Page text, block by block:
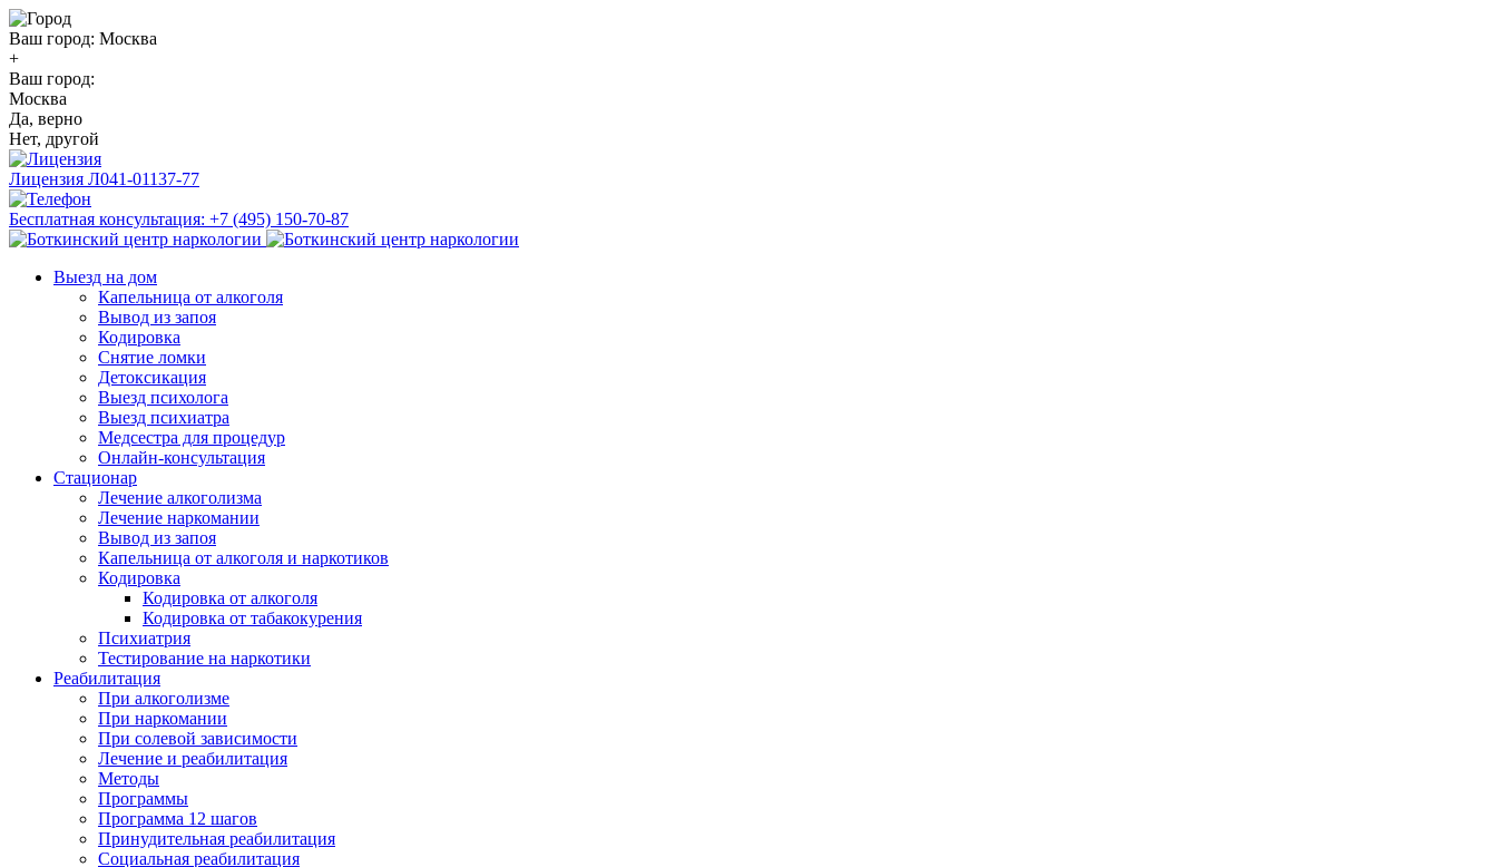
Ваш город: Москва
+
Ваш город:
Москва
Да, верно
Нет, другой
Лицензия Л041-01137-77
Бесплатная консультация: +7 (495) 150-70-87
Выезд на дом
Капельница от алкоголя
Вывод из запоя
Кодировка
Снятие ломки
Детоксикация
Выезд психолога
Выезд психиатра
Медсестра для процедур
Онлайн-консультация
Стационар
Лечение алкоголизма
Лечение наркомании
Вывод из запоя
Капельница от алкоголя и наркотиков
Кодировка
Кодировка от алкоголя
Кодировка от табакокурения
Психиатрия
Тестирование на наркотики
Реабилитация
При алкоголизме
При наркомании
При солевой зависимости
Лечение и реабилитация
Методы
Программы
Программа 12 шагов
Принудительная реабилитация
Социальная реабилитация